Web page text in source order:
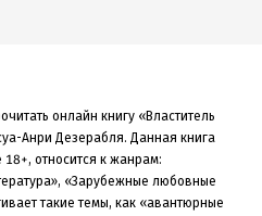
онлайн книгу «Властитель
Анри Дезерабля. Данная книга
18+, относится к жанрам:
«Зарубежные любовные
такие темы, как «авантюрные